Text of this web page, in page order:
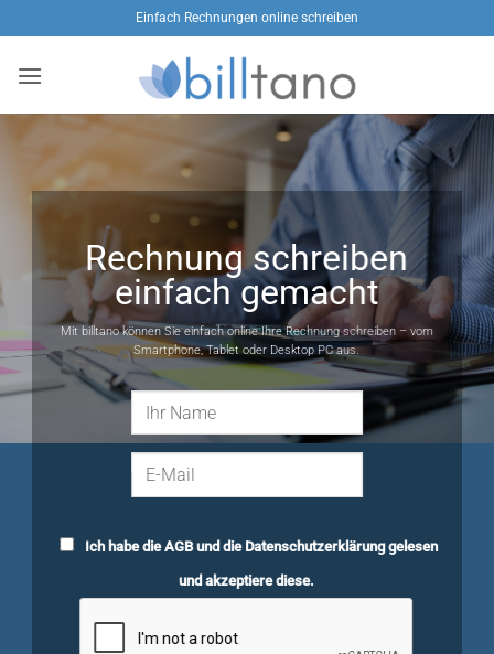
Inhalt
springen
Einfach Rechnungen online schreiben
Rechnung schreiben
einfach gemacht
Mit billtano können Sie einfach online Ihre Rechnung schreiben – vom
Smartphone, Tablet oder Desktop PC aus.
Ich habe dieAGBund die Datenschutzerklärunggelesen
und akzeptiere diese.